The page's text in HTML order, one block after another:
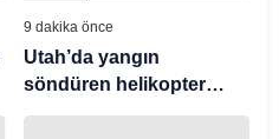
9 dakika önce
Utah’da yangın
söndüren helikopter
düştü